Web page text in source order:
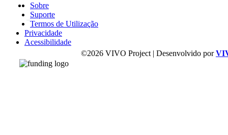
Sobre
Suporte
Termos de Utilização
Privacidade
Acessibilidade
©2026 VIVO Project | Desenvolvido por